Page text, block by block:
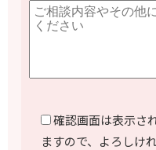
確認画面は表示さ
ますので、よろしけ